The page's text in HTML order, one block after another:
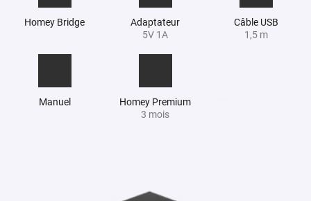
Homey Bridge
Adaptateur
5V 1A
Câble USB
1,5 m
Manuel
Homey Premium
3 mois